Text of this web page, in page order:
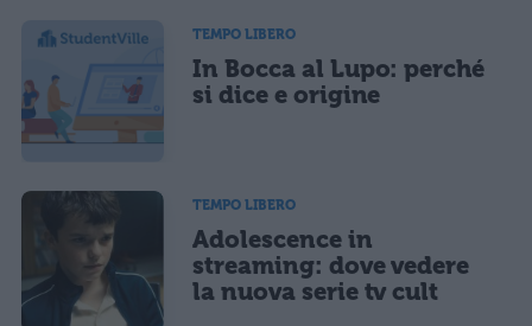
TEMPO LIBERO
In Bocca al Lupo: perché
si dice e origine
TEMPO LIBERO
Adolescence in
streaming: dove vedere
la nuova serie tv cult